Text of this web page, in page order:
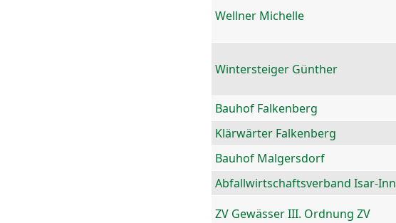
Wellner Michelle
Wintersteiger Günther
Bauhof Falkenberg
Klärwärter Falkenberg
Bauhof Malgersdorf
Abfallwirtschaftsverband Isar-Inn
ZV Gewässer III. Ordnung ZV